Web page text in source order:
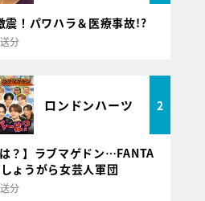
！パワハラ＆医療事故!?
分
ロンドンハーツ 2
は？】ラブマゲドン…FANTA
ょうがら女芸人軍団
分